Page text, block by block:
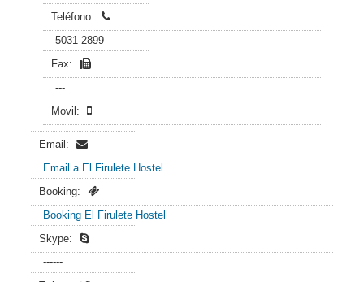
Teléfono:
5031-2899
Fax:
---
Movil:
Email:
Email a El Firulete Hostel
Booking:
Booking El Firulete Hostel
Skype:
------